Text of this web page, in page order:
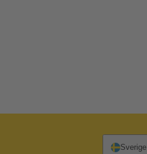
Sverige